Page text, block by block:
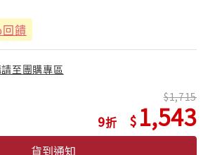
饋
至團購專區
9
1,715
1,543
貨到通知